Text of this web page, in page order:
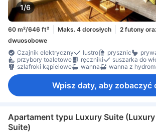
1/6
60 m²/646 ft² Maks. 4 dorosłych
2 futony
dwuosobowe
Czajnik elektryczny
lustro prysznic
przybory toaletowe
ręczniki
suszarka do
szlafroki kąpielowe
wanna wanna z
Wpisz daty, aby zobaczyć
Apartament typu Luxury Suite (Luxury
Suite)